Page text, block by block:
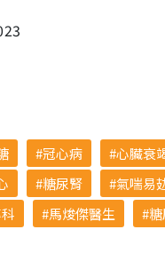
冠心病
心臟衰
糖尿腎
氣喘易
馬焌傑醫生